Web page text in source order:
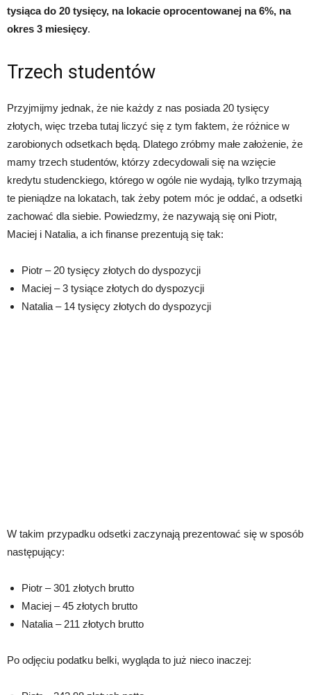
tysiąca do 20 tysięcy, na lokacie oprocentowanej na 6%, na
okres 3 miesięcy.
Trzech studentów
Przyjmijmy jednak, że nie każdy z nas posiada 20 tysięcy
złotych, więc trzeba tutaj liczyć się z tym faktem, że różnice w
zarobionych odsetkach będą. Dlatego zróbmy małe założenie, że
mamy trzech studentów, którzy zdecydowali się na wzięcie
kredytu studenckiego, którego w ogóle nie wydają, tylko trzymają
te pieniądze na lokatach, tak żeby potem móc je oddać, a odsetki
zachować dla siebie. Powiedzmy, że nazywają się oni Piotr,
Maciej i Natalia, a ich finanse prezentują się tak:
Piotr – 20 tysięcy złotych do dyspozycji
Maciej – 3 tysiące złotych do dyspozycji
Natalia – 14 tysięcy złotych do dyspozycji
W takim przypadku odsetki zaczynają prezentować się w sposób
następujący:
Piotr – 301 złotych brutto
Maciej – 45 złotych brutto
Natalia – 211 złotych brutto
Po odjęciu podatku belki, wygląda to już nieco inaczej: